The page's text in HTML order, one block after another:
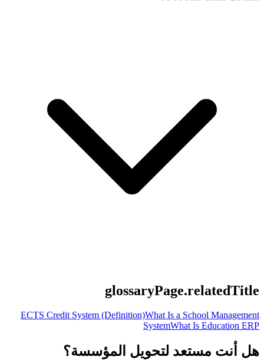
glossaryPage.relatedTitle
ECTS Credit System (Definition)What Is a School Management
SystemWhat Is Education ERP
هل أنت مستعد لتحويل المؤسسة؟